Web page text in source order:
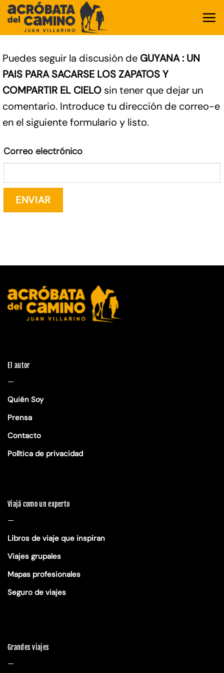
Saltar
contenido
Puedes seguir la discusión de GUYANA : UN
PAIS PARA SACARSE LOS ZAPATOS Y
COMPARTIR EL CIELO sin tener que dejar un
comentario. Introduce tu dirección de correo-e
en el siguiente formulario y listo.
Correo electrónico
El autor
—
Quién Soy
Prensa
Contacto
Política de privacidad
Viajá como un experto
—
Libros de viaje que inspiran
Viajes grupales
Mapas profesionales
Seguro de viajes
Grandes viajes
—